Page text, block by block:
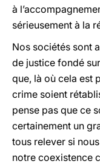
à
sérieusement à la
Nos sociétés sont
de justice fondé
que, là où cela est
crime soient
pense pas que ce
certainement un
tous relever si
notre coexistence